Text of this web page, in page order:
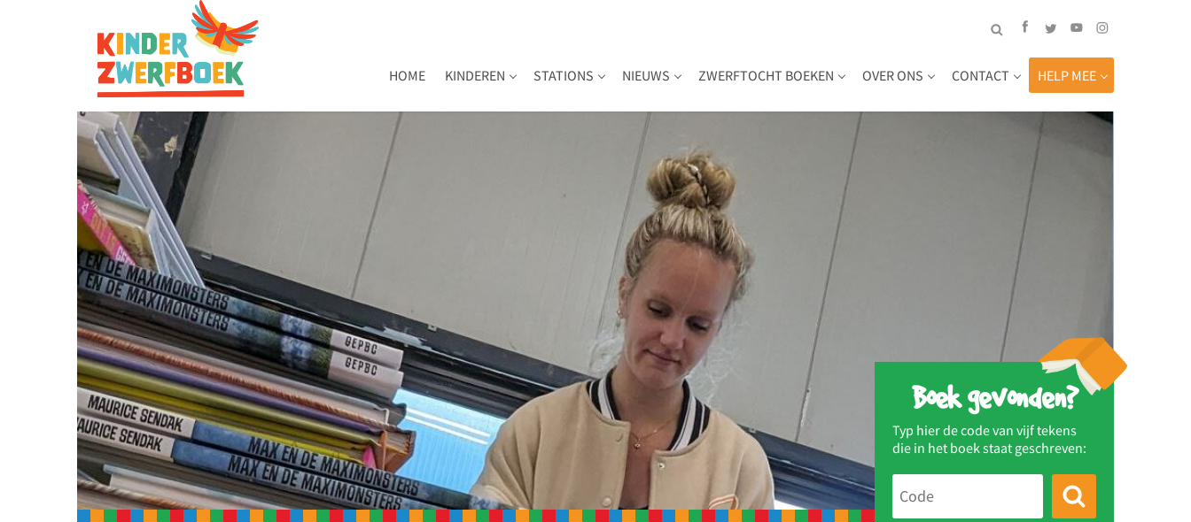
HOME KINDEREN STATIONS NIEUWS ZWERFTOCHT BOEKEN OVER ONS CONTACT HELP MEE
Boek gevonden?
Typ hier de code van vijf tekens
die in het boek staat geschreven: